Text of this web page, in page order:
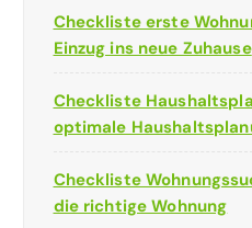
Checkliste erste
Einzug ins neue Zuhause
Checkliste
optimale
Checkliste
die richtige Wohnung